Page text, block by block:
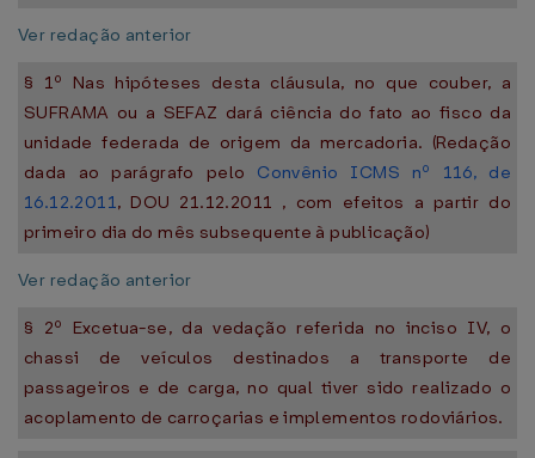
Ver redação anterior
§ 1º Nas hipóteses desta cláusula, no que couber, a
SUFRAMA ou a SEFAZ dará ciência do fato ao fisco da
unidade federada de origem da mercadoria. (Redação
dada ao parágrafo pelo Convênio ICMS nº 116, de
16.12.2011, DOU 21.12.2011 , com efeitos a partir do
primeiro dia do mês subsequente à publicação)
Ver redação anterior
§ 2º Excetua-se, da vedação referida no inciso IV, o
chassi de veículos destinados a transporte de
passageiros e de carga, no qual tiver sido realizado o
acoplamento de carroçarias e implementos rodoviários.